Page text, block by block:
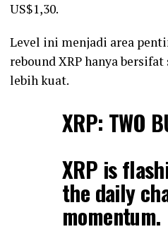
US$1,30.
Level ini menjadi area
rebound XRP hanya
lebih kuat.
XRP: TWO
XRP is
the daily
momentum.